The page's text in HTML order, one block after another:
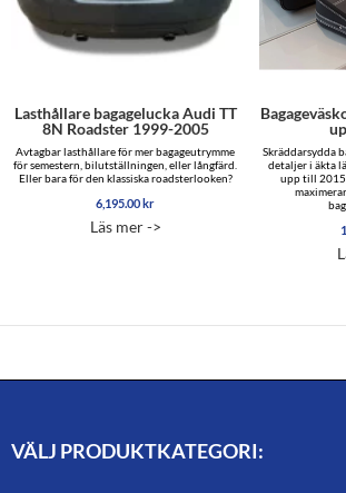
Lasthållare bagagelucka Audi TT
8N Roadster 1999-2005
Avtagbar lasthållare för mer bagageutrymme
för semestern, bilutställningen, eller långfärd.
Eller bara för den klassiska roadsterlooken?
6,195.00 kr
Läs mer ->
Skräddarsydda
detaljer i äkta
upp till
VÄLJ PRODUKTKATEGORI: